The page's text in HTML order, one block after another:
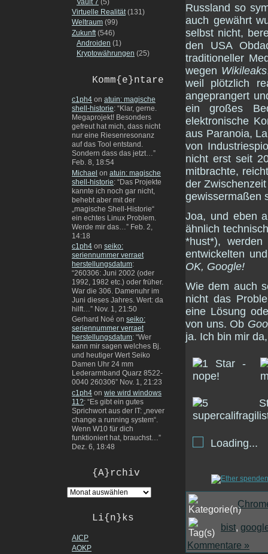
Virtuelle Realität(131)
Weltraum (99)
Zukunft (546)
Androiden (1)
Kryptowährungen (25)
Komm{e}ntare
c1ph4 on atuin: magische
shell-historie: “Klar, gerne.
Megaprojekt! Besonders
gefreut hat mich, dass nicht
nur eine Riesenresonanz
auf das Tool entstand.
Sondern dass das jetzt…”
Feb. 8, 18:54
Michael on atuin: magische
shell-historie: “Das Projekte
kannte ich noch gar nicht,
behebt aber mit der
„magische Shell-Historie“
ein echtes Linux Problem.
Werde mir das… ” Feb. 2,
14:18
c1ph4 on seiko:
seriennummer verraet
herstellungsdatum:
“260306: Juni 2002 (oder
1992, 1982 etc.) oder früher.
War die 306. Damenuhr im
Juni dieses Jahres. Wert: da
hilft…” Nov. 1, 21:50
Gerhard Noé on seiko:
seriennummer verraet
herstellungsdatum: “Wer
kann mir sagen welches Bj.
und heutiger Wert Seiko
Damen Uhr 24 mm
Lederarmband Quarz 8522-
0040 260306” Nov. 1, 21:23
c1ph4 on wie wird windows
11?: “Es gibt ein gutes
Sprichwort aus der IT: „never
change a running system“.
Wenn W10 für dich
funktioniert hat, brauchst…”
Dez. 6, 18:48
{A}rchiv
Li{n}ks
AICP
AOKP
Russland so
auch gewährt
selbst nicht,
den USA
traditioneller
wegen Wikileaks
weil plötzlich
angeprangert
ein großes
elektronische
aus Paranoia,
von
nicht erst seit
mitbrachte,
der
gewissermaßen
Joa, und eben
ähnlich
*hust*),
entwickelten
OK, Google!
Wie dem auch
nicht das
eine Lösung
von uns. Ob
ja. Ich bin mir
Loading...
bist
Kommentare »